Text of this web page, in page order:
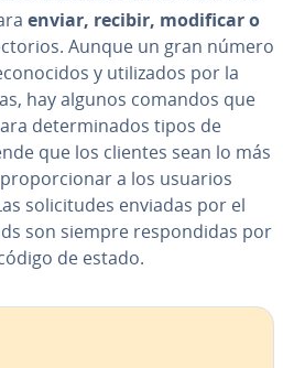
enviar, recibir, modificar o
Aunque un gran número
y uti­li­za­dos por la
hay algunos comandos que
de­te­r­mi­na­dos tipos de
que los clientes sean lo más
a los usuarios
so­li­ci­tu­des enviadas por el
son siempre re­s­po­n­di­das por
de estado.